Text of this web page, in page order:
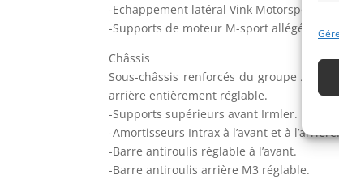
-Echappement latéral Vink Motorsport
-Supports de moteur M-sport allégés sur
Châssis
Sous-châssis renforcés du groupe A,
arrière entièrement réglable.
-Supports supérieurs avant Irmler.
-Amortisseurs Intrax à l’avant et à
-Barre antiroulis réglable à l’avant.
-Barre antiroulis arrière M3 réglable.